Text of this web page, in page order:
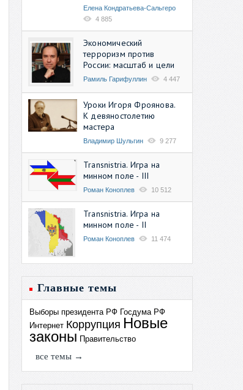
Елена Кондратьева-Сальгеро
4 885
Экономический
терроризм против
России: масштаб и цели
Рамиль Гарифуллин 4 447
Уроки Игоря Фроянова.
К девяностолетию
мастера
Владимир Шульгин 9 277
Transnistria. Игра на
минном поле - III
Роман Коноплев 10 512
Transnistria. Игра на
минном поле - II
Роман Коноплев 11 474
Главные темы
Выборы президента РФ Госдума РФ
Интернет Коррупция Новые
законы Правительство
все темы →